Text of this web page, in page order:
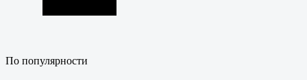
По популярности